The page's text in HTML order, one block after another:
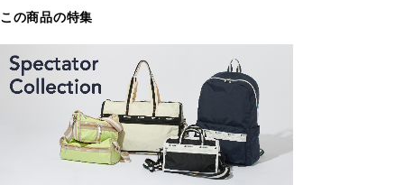
この商品の特集